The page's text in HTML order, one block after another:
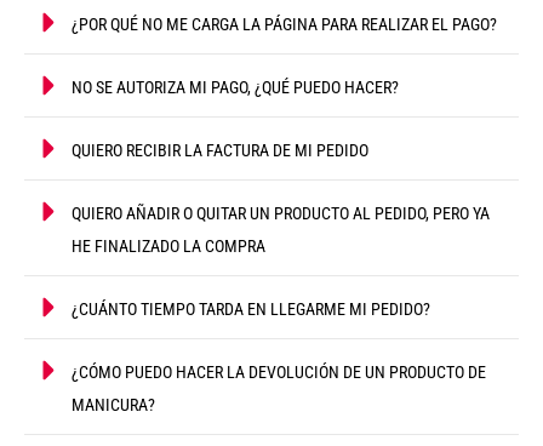
¿POR QUÉ NO ME CARGA LA PÁGINA PARA REALIZAR EL PAGO?
NO SE AUTORIZA MI PAGO, ¿QUÉ PUEDO HACER?
QUIERO RECIBIR LA FACTURA DE MI PEDIDO
QUIERO AÑADIR O QUITAR UN PRODUCTO AL PEDIDO, PERO YA
HE FINALIZADO LA COMPRA
¿CUÁNTO TIEMPO TARDA EN LLEGARME MI PEDIDO?
¿CÓMO PUEDO HACER LA DEVOLUCIÓN DE UN PRODUCTO DE
MANICURA?